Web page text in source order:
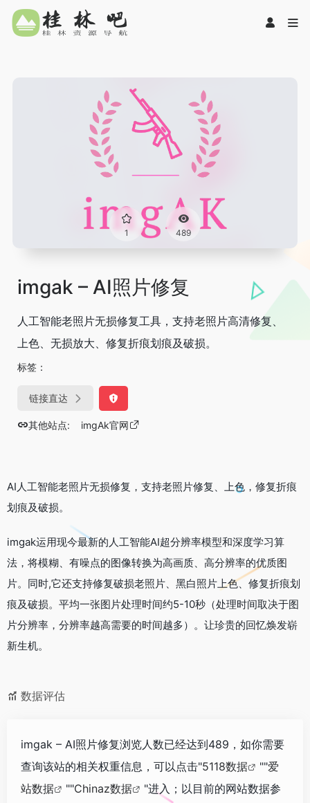
1 489
imgak – AI照片修复
人工智能老照片无损修复工具，支持老照片高清修复、
上色、无损放大、修复折痕划痕及破损。
标签：
链接直达
其他站点: imgAk官网
AI人工智能老照片无损修复，支持老照片修复、上色，修复折痕
划痕及破损。
imgak运用现今最新的人工智能AI超分辨率模型和深度学习算
法，将模糊、有噪点的图像转换为高画质、高分辨率的优质图
片。同时,它还支持修复破损老照片、黑白照片上色、修复折痕划
痕及破损。平均一张图片处理时间约5-10秒（处理时间取决于图
片分辨率，分辨率越高需要的时间越多）。让珍贵的回忆焕发崭
新生机。
数据评估
imgak – AI照片修复浏览人数已经达到489，如你需要
查询该站的相关权重信息，可以点击"5118数据 ""爱
站数据
""Chinaz数据
"进入；以目前的网站数据参